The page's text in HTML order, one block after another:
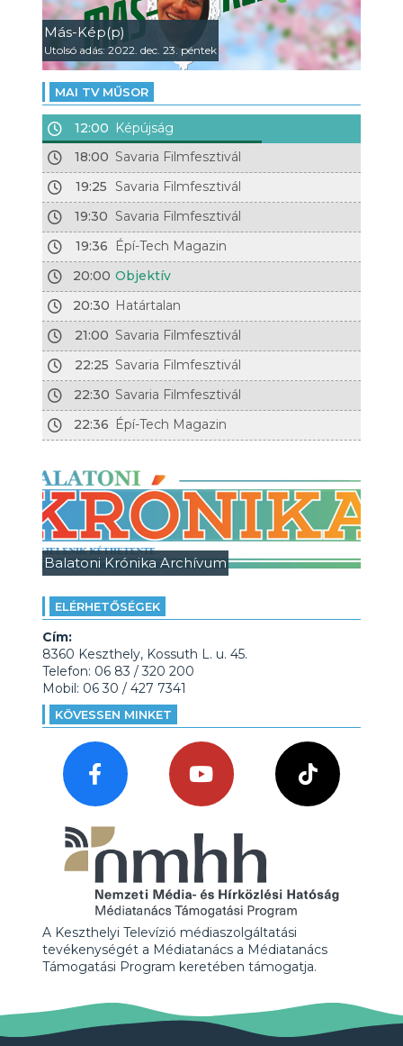
Más-Kép(p)
Utolsó adás: 2022. dec. 23. péntek
MAI TV MŰSOR
12:00 Képújság
18:00 Savaria Filmfesztivál
19:25 Savaria Filmfesztivál
19:30 Savaria Filmfesztivál
19:36
Épí-Tech Magazin
20:00 Objektív
20:30 Határtalan
21:00 Savaria Filmfesztivál
22:25 Savaria Filmfesztivál
22:30 Savaria Filmfesztivál
22:36 Épí-Tech Magazin
Balatoni Krónika Archívum
ELÉRHETŐSÉGEK
Cím:
8360 Keszthely, Kossuth L. u. 45.
Telefon: 06 83 / 320 200
Mobil: 06 30 / 427 7341
KÖVESSEN MINKET
A Keszthelyi Televízió médiaszolgáltatási
tevékenységét a Médiatanács a Médiatanács
Támogatási Program keretében támogatja.